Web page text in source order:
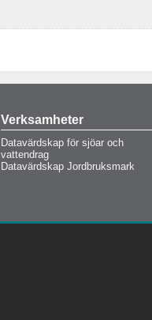
Verksamheter
Datavärdskap för sjöar och
vattendrag
Datavärdskap Jordbruksmark